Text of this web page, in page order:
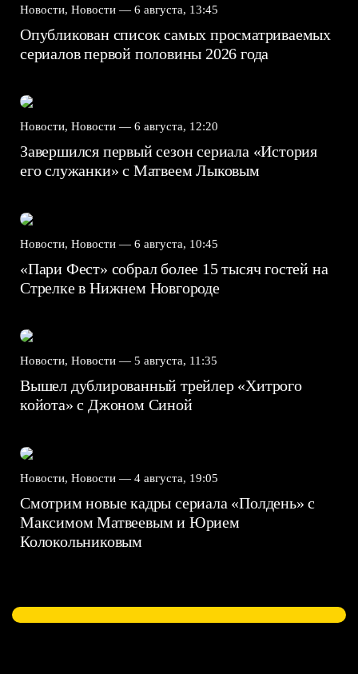
Новости, Новости — 6 августа, 13:45
Опубликован список самых просматриваемых
сериалов первой половины 2026 года
Новости, Новости — 6 августа, 12:20
Завершился первый сезон сериала «История
его служанки» с Матвеем Лыковым
Новости, Новости — 6 августа, 10:45
«Пари Фест» собрал более 15 тысяч гостей на
Стрелке в Нижнем Новгороде
Новости, Новости — 5 августа, 11:35
Вышел дублированный трейлер «Хитрого
койота» с Джоном Синой
Новости, Новости — 4 августа, 19:05
Смотрим новые кадры сериала «Полдень» с
Максимом Матвеевым и Юрием
Колокольниковым